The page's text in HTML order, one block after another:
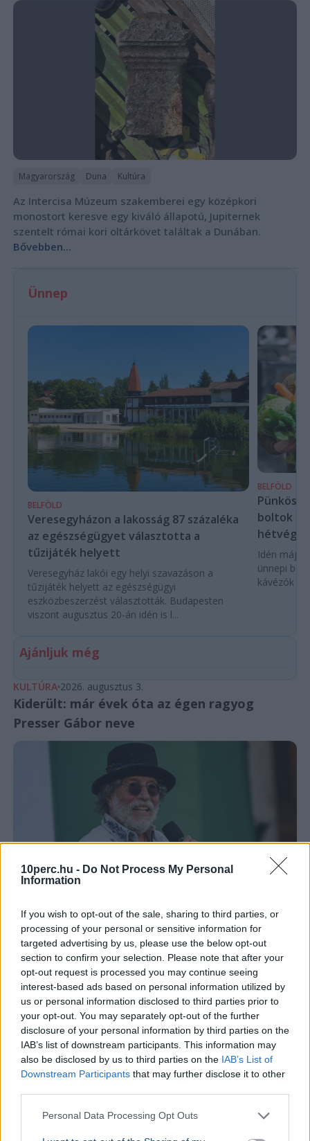
10perc.hu - Do Not Process My Personal
Information
If you wish to opt-out of the sale, sharing to third parties, or
processing of your personal or sensitive information for
targeted advertising by us, please use the below opt-out
section to confirm your selection. Please note that after your
opt-out request is processed you may continue seeing
interest-based ads based on personal information utilized by
us or personal information disclosed to third parties prior to
your opt-out. You may separately opt-out of the further
disclosure of your personal information by third parties on the
IAB’s list of downstream participants. This information may
also be disclosed by us to third parties on the IAB’s List of
Downstream Participants that may further disclose it to other
Personal Data Processing Opt Outs
Magyarország Duna Kultúra
Az Intercisa Múzeum szakemberei egy középkori
monostort keresve egy kiváló állapotú, Jupiternek
szentelt római kori oltárkövet találtak a Dunában.
Bővebben...
Ünnep
BELFÖLD
Veresegyházon a lakosság 87 százaléka
az egészségügyet választotta a
tűzijáték helyett
Veresegyház lakói egy helyi szavazáson a
tűzijáték helyett az egészségügyi
eszközbeszerzést választották. Budapesten
viszont augusztus 20-án idén is l...
BELFÖLD
boltok –
Idén
ünnepi
kávézók
Ajánljuk még
KULTÚRA 2026. augusztus 3.
Kiderült: már évek óta az égen ragyog
Presser Gábor neve
Zene Tudomány Űrkutatás Csillagászat Kultúra
Kiss László csillagász vette észre, hogy egy 2013-ban
felfedezett kisbolygó Presser Gábor zeneszerző nevét
viseli az égen. Bővebben...
KULTÚRA 2026. augusztus 3.
Ariana Grande visszavonul a turnéja után a
kritikák miatt